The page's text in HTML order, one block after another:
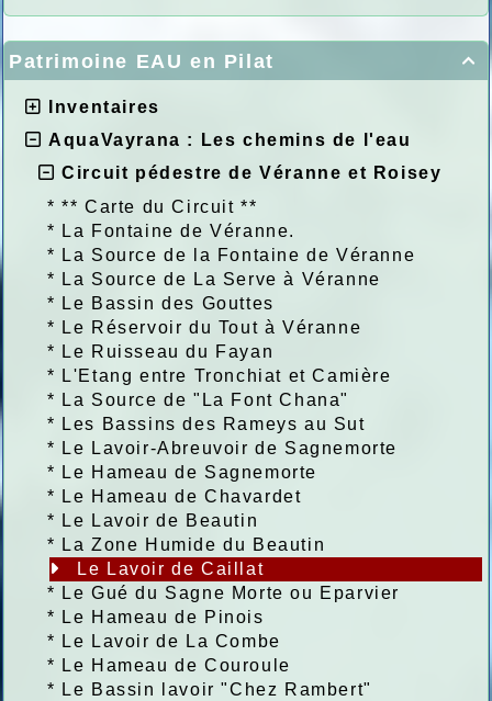

Patrimoine EAU en Pilat
Inventaires
AquaVayrana : Les chemins de l'eau
Circuit pédestre de Véranne et Roisey
*** Carte du Circuit **
* La Fontaine de Véranne.
* La Source de la Fontaine de Véranne
* La Source de La Serve à Véranne
* Le Bassin des Gouttes
* Le Réservoir du Tout à Véranne
* Le Ruisseau du Fayan
* L'Etang entre Tronchiat et Camière
* La Source de "La Font Chana"
* Les Bassins des Rameys au Sut
* Le Lavoir-Abreuvoir de Sagnemorte
* Le Hameau de Sagnemorte
* Le Hameau de Chavardet
* Le Lavoir de Beautin
* La Zone Humide du Beautin
Le Lavoir de Caillat
* Le Gué du Sagne Morte ou Eparvier
* Le Hameau de Pinois
* Le Lavoir de La Combe
* Le Hameau de Couroule
* Le Bassin lavoir "Chez Rambert"